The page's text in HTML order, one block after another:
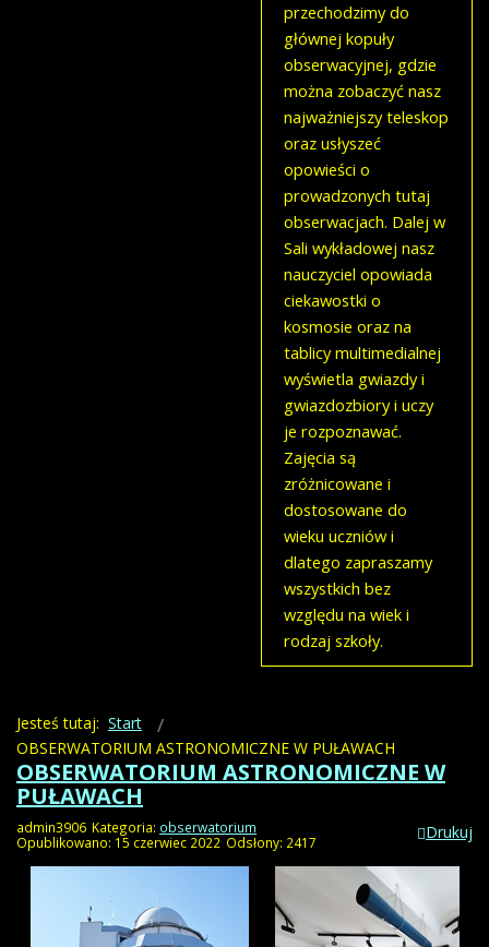
przechodzimy do
głównej kopuły
obserwacyjnej, gdzie
można zobaczyć nasz
najważniejszy teleskop
oraz usłyszeć
opowieści o
prowadzonych tutaj
obserwacjach. Dalej w
Sali wykładowej nasz
nauczyciel opowiada
ciekawostki o
kosmosie oraz na
tablicy multimedialnej
wyświetla gwiazdy i
gwiazdozbiory i uczy
je rozpoznawać.
Zajęcia są
zróżnicowane i
dostosowane do
wieku uczniów i
dlatego zapraszamy
wszystkich bez
względu na wiek i
rodzaj szkoły.
Jesteś tutaj: Start
OBSERWATORIUM ASTRONOMICZNE W PUŁAWACH
OBSERWATORIUM ASTRONOMICZNE W
PUŁAWACH
Drukuj
admin3906 Kategoria: obserwatorium
Opublikowano: 15 czerwiec 2022 Odsłony: 2417